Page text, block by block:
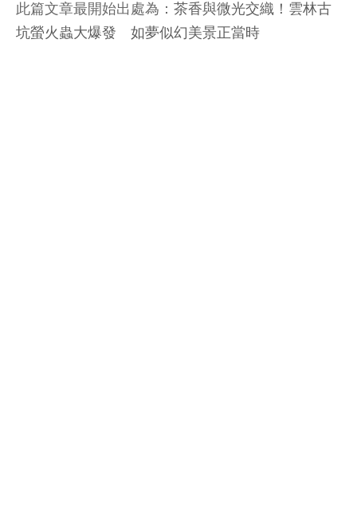
此篇文章最開始出處為： 茶香與微光交織！雲林古
坑螢火蟲大爆發 如夢似幻美景正當時